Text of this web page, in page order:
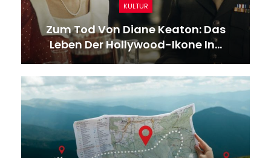
KULTUR
Zum Tod Von Diane Keaton: Das
Leben Der Hollywood-Ikone In…